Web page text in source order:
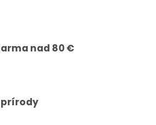
nad 80 €
prírody